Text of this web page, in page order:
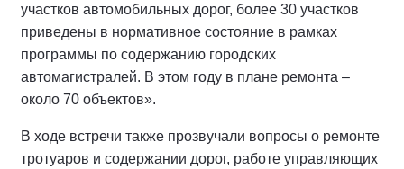
участков автомобильных дорог, более 30 участков
приведены в нормативное состояние в рамках
программы по содержанию городских
автомагистралей. В этом году в плане ремонта –
около 70 объектов».
В ходе встречи также прозвучали вопросы о ремонте
тротуаров и содержании дорог, работе управляющих